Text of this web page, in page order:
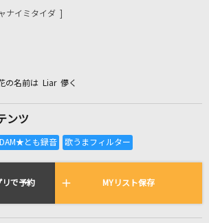
カラオケリクエスト
タイムで歌われている曲の一覧
ナイミタイダ ]
の名前は Liar 儚く
ンツ
リで予約 MYリスト保存